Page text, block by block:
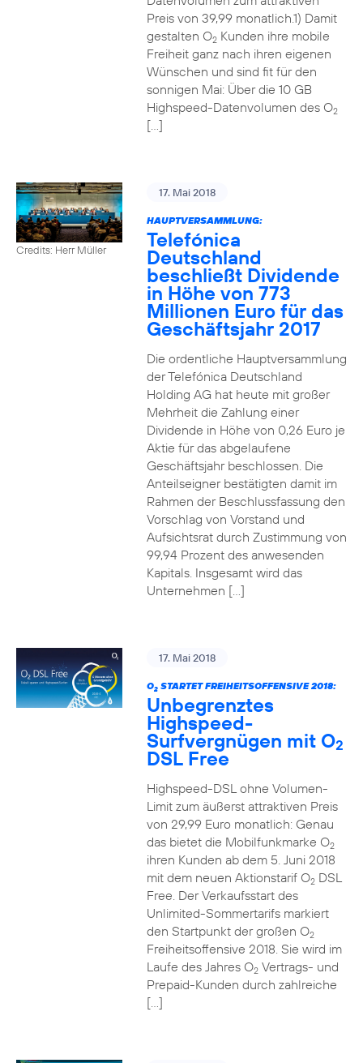
Preis von 39,99 monatlich.1) Damit
gestalten O2Kunden ihre mobile
Freiheit ganz nach ihren eigenen
Wünschen und sind fit für den
sonnigen Mai: Über die 10 GB
Highspeed-Datenvolumen des O2
[…]
Credits: Herr Müller
17. Mai 2018
HAUPTVERSAMMLUNG:
Telefónica
Deutschland
beschließt Dividende
in Höhe von 773
Millionen Euro für das
Geschäftsjahr 2017
Die ordentliche Hauptversammlung
der Telefónica Deutschland
Holding AG hat heute mit großer
Mehrheit die Zahlung einer
Dividende in Höhe von 0,26 Euro je
Aktie für das abgelaufene
Geschäftsjahr beschlossen. Die
Anteilseigner bestätigten damit im
Rahmen der Beschlussfassung den
Vorschlag von Vorstand und
Aufsichtsrat durch Zustimmung von
99,94 Prozent des anwesenden
Kapitals. Insgesamt wird das
Unternehmen […]
17. Mai 2018
O2STARTET FREIHEITSOFFENSIVE 2018:
Unbegrenztes
Highspeed-
Surfvergnügen mit O2
DSL Free
Highspeed-DSL ohne Volumen-
Limit zum äußerst attraktiven Preis
von 29,99 Euro monatlich: Genau
das bietet die Mobilfunkmarke O2
ihren Kunden ab dem 5. Juni 2018
mit dem neuen Aktionstarif O2DSL
Free. Der Verkaufsstart des
Unlimited-Sommertarifs markiert
den Startpunkt der großen O2
Freiheitsoffensive 2018. Sie wird im
Laufe des Jahres O2Vertrags- und
Prepaid-Kunden durch zahlreiche
[…]